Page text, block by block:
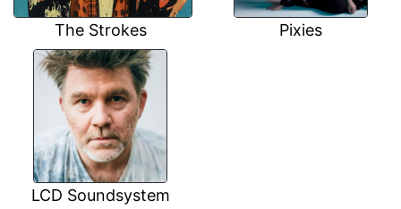
The Strokes Pixies
LCD Soundsystem